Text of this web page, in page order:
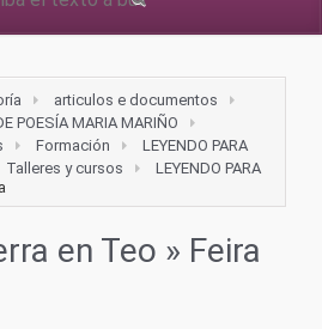
articulos e documentos
POESÍA MARIA MARIÑO
Formación
LEYENDO PARA
Talleres y cursos
LEYENDO PARA
en Teo » Feira